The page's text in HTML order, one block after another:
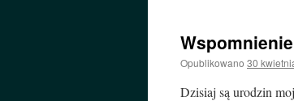
Opublikowano 30
Dzisiaj są urodzin